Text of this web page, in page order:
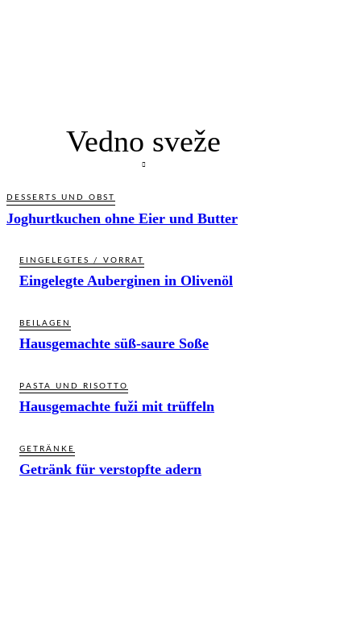
Vedno sveže
DESSERTS UND OBST
Joghurtkuchen ohne Eier und Butter
EINGELEGTES / VORRAT
Eingelegte Auberginen in Olivenöl
BEILAGEN
Hausgemachte süß-saure Soße
PASTA UND RISOTTO
Hausgemachte fuži mit trüffeln
GETRÄNKE
Getränk für verstopfte adern